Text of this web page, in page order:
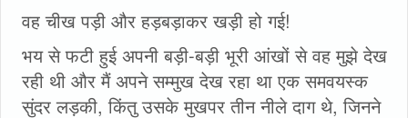
वह चीख पड़ी और हड़बड़ाकर खड़ी हो गई!
भय से फटी हुई अपनी बड़ी-बड़ी भूरी आंखों से वह मुझे देख
रही थी और मैं अपने सम्मुख देख रहा था एक समवयस्क
सुंदर लड़की, किंतु उसके मुखपर तीन नीले दाग थे, जिनने